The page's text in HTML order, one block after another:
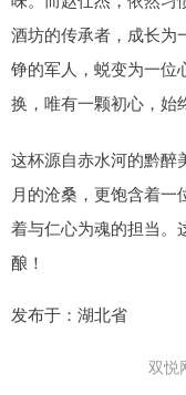
酒坊的传承者，成长为
铮的军人，蜕变为一位
换，唯有一颗初心，始
这杯源自赤水河的黔醉
月的沧桑，更饱含着
着与仁心为魂的担当。
酿！
发布于：湖北省
双悦